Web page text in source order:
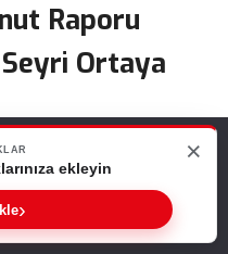
Raporu
Ortaya
verilerine göre
ayında 699 bin 516
Geçen yılın yüksek
sunabilmemiz için çerezleri
ederseniz, bunu kabul
ekleyin
›
×